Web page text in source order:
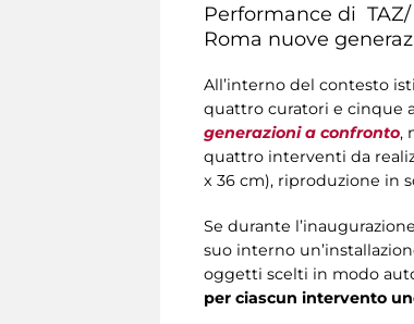
Performance di
Roma nuove
All’interno del contesto
quattro curatori e cinque
generazioni a confronto,
quattro interventi da
x 36 cm), riproduzione in
Se durante
suo interno
oggetti scelti in modo
per ciascun intervento